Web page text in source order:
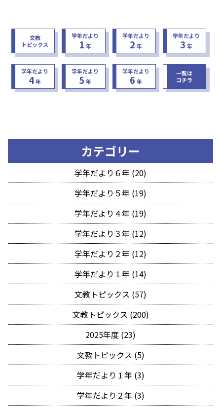
文教
トピックス
学年だより
1 年
学年だより
2 年
学年だより
3 年
学年だより
4年
学年だより
5 年
学年だより
6 年
一覧は
コチラ
カテゴリー
学年だより６年 (20)
学年だより５年 (19)
学年だより４年 (19)
学年だより３年 (12)
学年だより２年 (12)
学年だより１年 (14)
文教トピックス (57)
文教トピックス (200)
2025年度 (23)
文教トピックス (5)
学年だより１年 (3)
学年だより２年 (3)